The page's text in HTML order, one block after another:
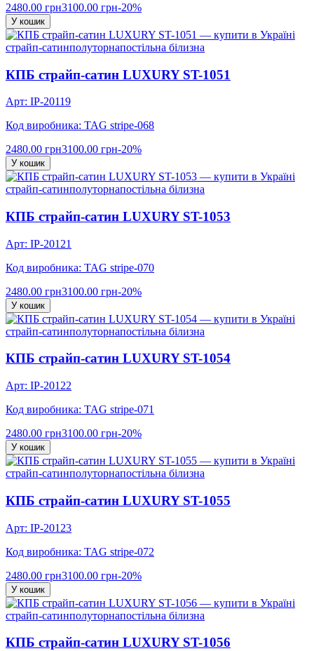
2480.00 грн3100.00 грн-20%
У кошик
страйп-сатинполуторнапостільна білизна
КПБ страйп-сатин LUXURY ST-1051
Арт: IP-20119
Код виробника: TAG stripe-068
2480.00 грн3100.00 грн-20%
У кошик
страйп-сатинполуторнапостільна білизна
КПБ страйп-сатин LUXURY ST-1053
Арт: IP-20121
Код виробника: TAG stripe-070
2480.00 грн3100.00 грн-20%
У кошик
страйп-сатинполуторнапостільна білизна
КПБ страйп-сатин LUXURY ST-1054
Арт: IP-20122
Код виробника: TAG stripe-071
2480.00 грн3100.00 грн-20%
У кошик
страйп-сатинполуторнапостільна білизна
КПБ страйп-сатин LUXURY ST-1055
Арт: IP-20123
Код виробника: TAG stripe-072
2480.00 грн3100.00 грн-20%
У кошик
страйп-сатинполуторнапостільна білизна
КПБ страйп-сатин LUXURY ST-1056